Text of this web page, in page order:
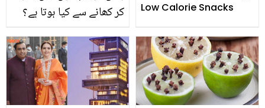
کر کھانے سے کیا ہوتا ہے؟
استعمال کرنا چاہیں گے
Low Calorie Snacks